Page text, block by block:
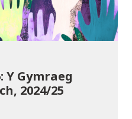
Y Gymraeg
2024/25